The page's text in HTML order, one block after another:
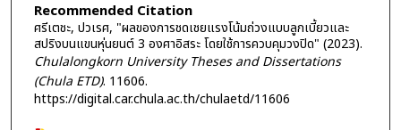
Recommended Citation
ศรีเตชะ, ปวเรศ, "ผลของการชดเชยแรงโน้มถ่วงแบบลูกเบี้ยวและ
สปริงบนแขนหุ่นยนต์ 3 องศาอิสระ โดยใช้การควบคุมวงปิด" (2023).
Chulalongkorn University Theses and Dissertations
(Chula ETD). 11606.
https://digital.car.chula.ac.th/chulaetd/11606